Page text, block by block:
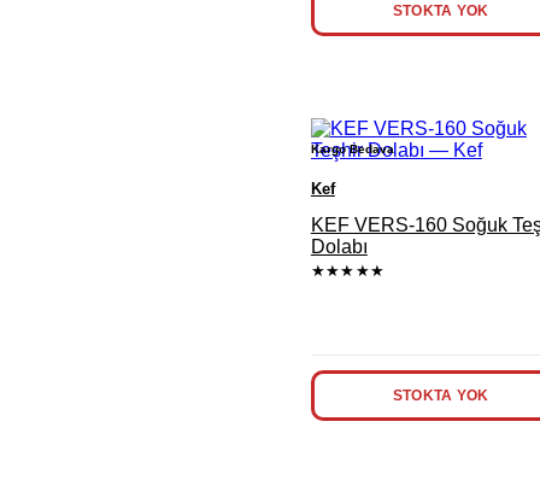
STOKTA YOK
Kargo Bedava
Kef
KEF VERS-160 Soğuk
Dolabı
★★★★★
STOKTA YOK